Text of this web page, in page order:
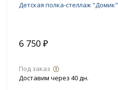
Детская полка-стеллаж "Домик"
6 750 ₽
Под заказ
Доставим через 40 дн.